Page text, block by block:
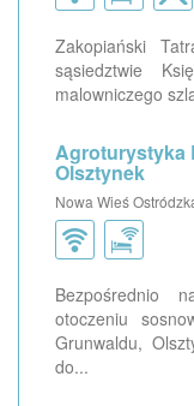
Zakopiański
sąsiedztwie
malowniczego
Agroturystyka
Olsztynek
Nowa Wieś
Bezpośrednio
otoczeniu
Grunwaldu,
do...